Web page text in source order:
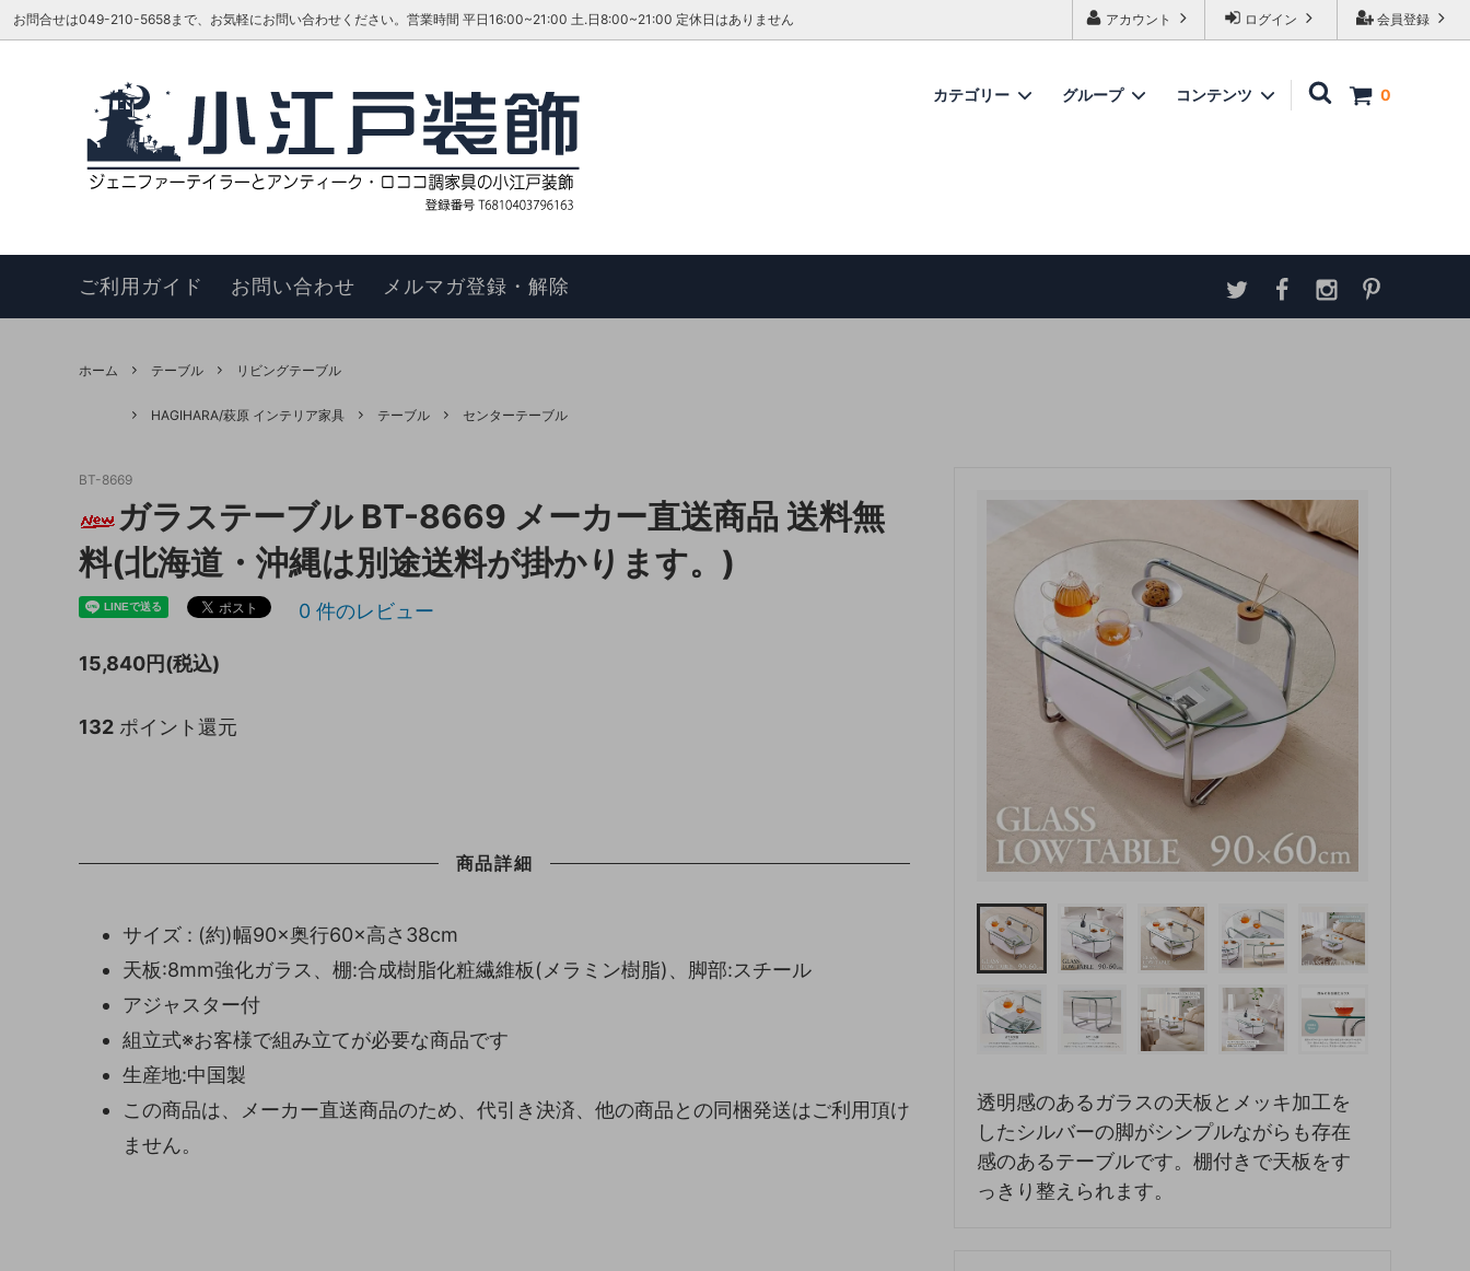
会員登録
ログイン
アカウント
お問合せは049-210-5658まで、お気軽にお問い合わせください。営業時間 平日16:00~21:00 土.日8:00~21:00 定休日はありません
0
カテゴリー
ベッド リビング・ダイニングセット
スツール
チェア ベンチ マントルピース テーブル
フラワースタンド
キッチン収納 トイレ収納 ランドリー収納
ガーデニング雑貨 ライト・照明
天板保護マット
グループ
TOKAI KAGU/東海家具工業 ジェニファーテイラー
ヴィヴィアン ホームスタイル
コンテンツ
はじめての方へ お知らせ
更新履歴
このサイトについて お買い物の手順 コエドグループ アンティーク商品 概略と取扱い方
ご利用ガイド お問い合わせ メルマガ登録・解除
ホーム テーブル リビングテーブル
HAGIHARA/萩原 インテリア家具 テーブル センターテーブル
透明感のあるガラスの天板とメッキ加工を
したシルバーの脚がシンプルながらも存在
感のあるテーブルです。棚付きで天板をす
っきり整えられます。
BT-8669
ガラステーブル BT-8669 メーカー直送商品 送料無
料(北海道・沖縄は別途送料が掛かります。)
0 件のレビュー
15,840円(税込)
132 ポイント還元
商品詳細
サイズ : (約)幅90×奥行60×高さ38cm
天板:8mm強化ガラス、棚:合成樹脂化粧繊維板(メラミン樹脂)、脚部:スチール
アジャスター付
組立式※お客様で組み立てが必要な商品です
生産地:中国製
この商品は、メーカー直送商品のため、代引き決済、他の商品との同梱発送はご利用頂け
ません。